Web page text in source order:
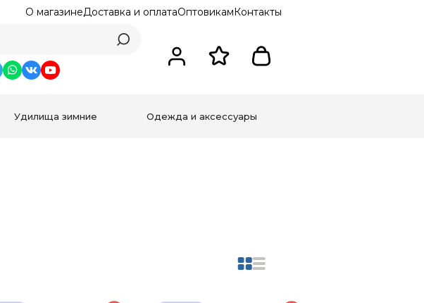
О магазинеДоставка и оплатаОптовикамКонтакты
Удилища зимние Одежда и аксессуары